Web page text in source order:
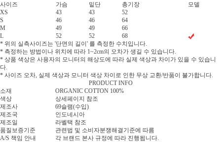
사이즈 가슴 밑단 총기장
모델
XS
43 43
52
S
46 46
64
M
49 49
66
L
52 52
68
* 위의 실측사이즈는 '단면의 길이' 를 측정한 수치입니다.
* 측정하는 방법이나 위치에 따라 1~2cm의 오차가 생길 수 있습니다.
* 상품 색상은 사용자의 모니터의 해상도에 따라 실제 색상과 차이가 있을 수 있습니
다.
* 사이즈 오차, 실제 색상과 모니터 색상 차이로 인한 무상 교환/반품이 불가합니다.
PRODUCT INFO
소재
ORGANIC COTTON 100%
색상
상세페이지 참조
제조사
69슬램(수입)
제조국
인도네시아
제조일
라벨택 참조
품질보증기준
관련법 및 소비자분쟁해결기준에 따름
A/S 책임 안내
각 브랜드 본사 규정에 따라 진행됩니다.